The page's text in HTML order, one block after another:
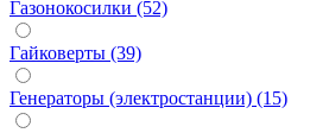
Газонокосилки (52)
Гайковерты (39)
Генераторы (электростанции) (15)